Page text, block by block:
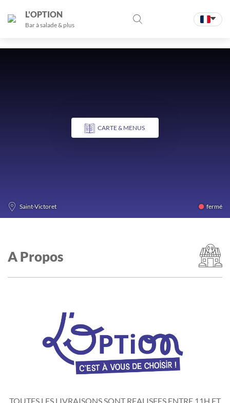
L'OPTION
Bar à salade & plus
CARTE & MENUS
Saint-Victoret fermé
A Propos
TOUTES LES LIVRAISONS SONT REALISEES ENTRE 11H ET